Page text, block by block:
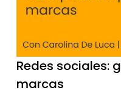
Redes sociales:
marcas